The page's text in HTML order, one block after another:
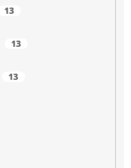
13
13
13